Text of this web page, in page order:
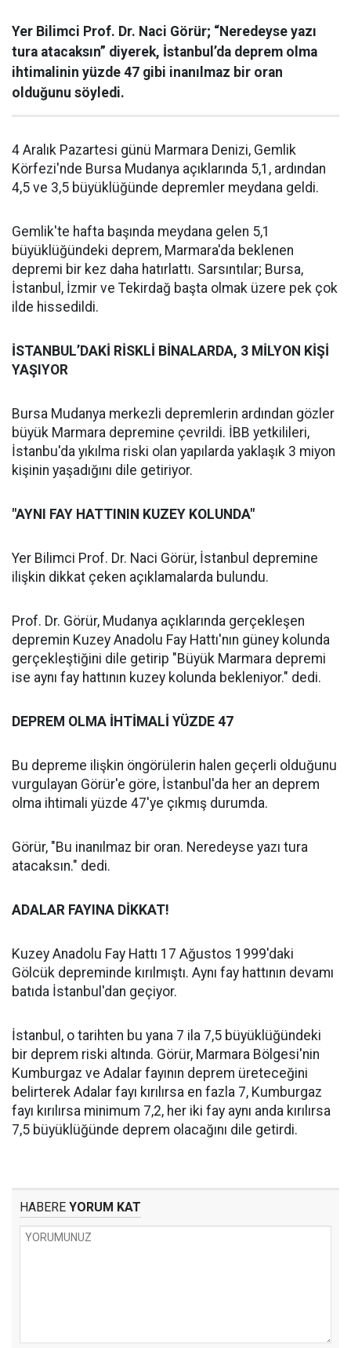
Yer Bilimci Prof. Dr. Naci Görür; “Neredeyse yazı
tura atacaksın” diyerek, İstanbul’da deprem olma
ihtimalinin yüzde 47 gibi inanılmaz bir oran
olduğunu söyledi.
4 Aralık Pazartesi günü Marmara Denizi, Gemlik
Körfezi'nde Bursa Mudanya açıklarında 5,1, ardından
4,5 ve 3,5 büyüklüğünde depremler meydana geldi.
Gemlik'te hafta başında meydana gelen 5,1
büyüklüğündeki deprem, Marmara'da beklenen
depremi bir kez daha hatırlattı. Sarsıntılar; Bursa,
İstanbul, İzmir ve Tekirdağ başta olmak üzere pek çok
ilde hissedildi.
İSTANBUL’DAKİ RİSKLİ BİNALARDA, 3 MİLYON KİŞİ
YAŞIYOR
Bursa Mudanya merkezli depremlerin ardından gözler
büyük Marmara depremine çevrildi. İBB yetkilileri,
İstanbu'da yıkılma riski olan yapılarda yaklaşık 3 miyon
kişinin yaşadığını dile getiriyor.
"AYNI FAY HATTININ KUZEY KOLUNDA"
Yer Bilimci Prof. Dr. Naci Görür, İstanbul depremine
ilişkin dikkat çeken açıklamalarda bulundu.
Prof. Dr. Görür, Mudanya açıklarında gerçekleşen
depremin Kuzey Anadolu Fay Hattı'nın güney kolunda
gerçekleştiğini dile getirip "Büyük Marmara depremi
ise aynı fay hattının kuzey kolunda bekleniyor." dedi.
DEPREM OLMA İHTİMALİ YÜZDE 47
Bu depreme ilişkin öngörülerin halen geçerli olduğunu
vurgulayan Görür'e göre, İstanbul'da her an deprem
olma ihtimali yüzde 47'ye çıkmış durumda.
Görür, "Bu inanılmaz bir oran. Neredeyse yazı tura
atacaksın." dedi.
ADALAR FAYINA DİKKAT!
Kuzey Anadolu Fay Hattı 17 Ağustos 1999'daki
Gölcük depreminde kırılmıştı. Aynı fay hattının devamı
batıda İstanbul'dan geçiyor.
İstanbul, o tarihten bu yana 7 ila 7,5 büyüklüğündeki
bir deprem riski altında. Görür, Marmara Bölgesi'nin
Kumburgaz ve Adalar fayının deprem üreteceğini
belirterek Adalar fayı kırılırsa en fazla 7, Kumburgaz
fayı kırılırsa minimum 7,2, her iki fay aynı anda kırılırsa
7,5 büyüklüğünde deprem olacağını dile getirdi.
HABERE YORUM KAT